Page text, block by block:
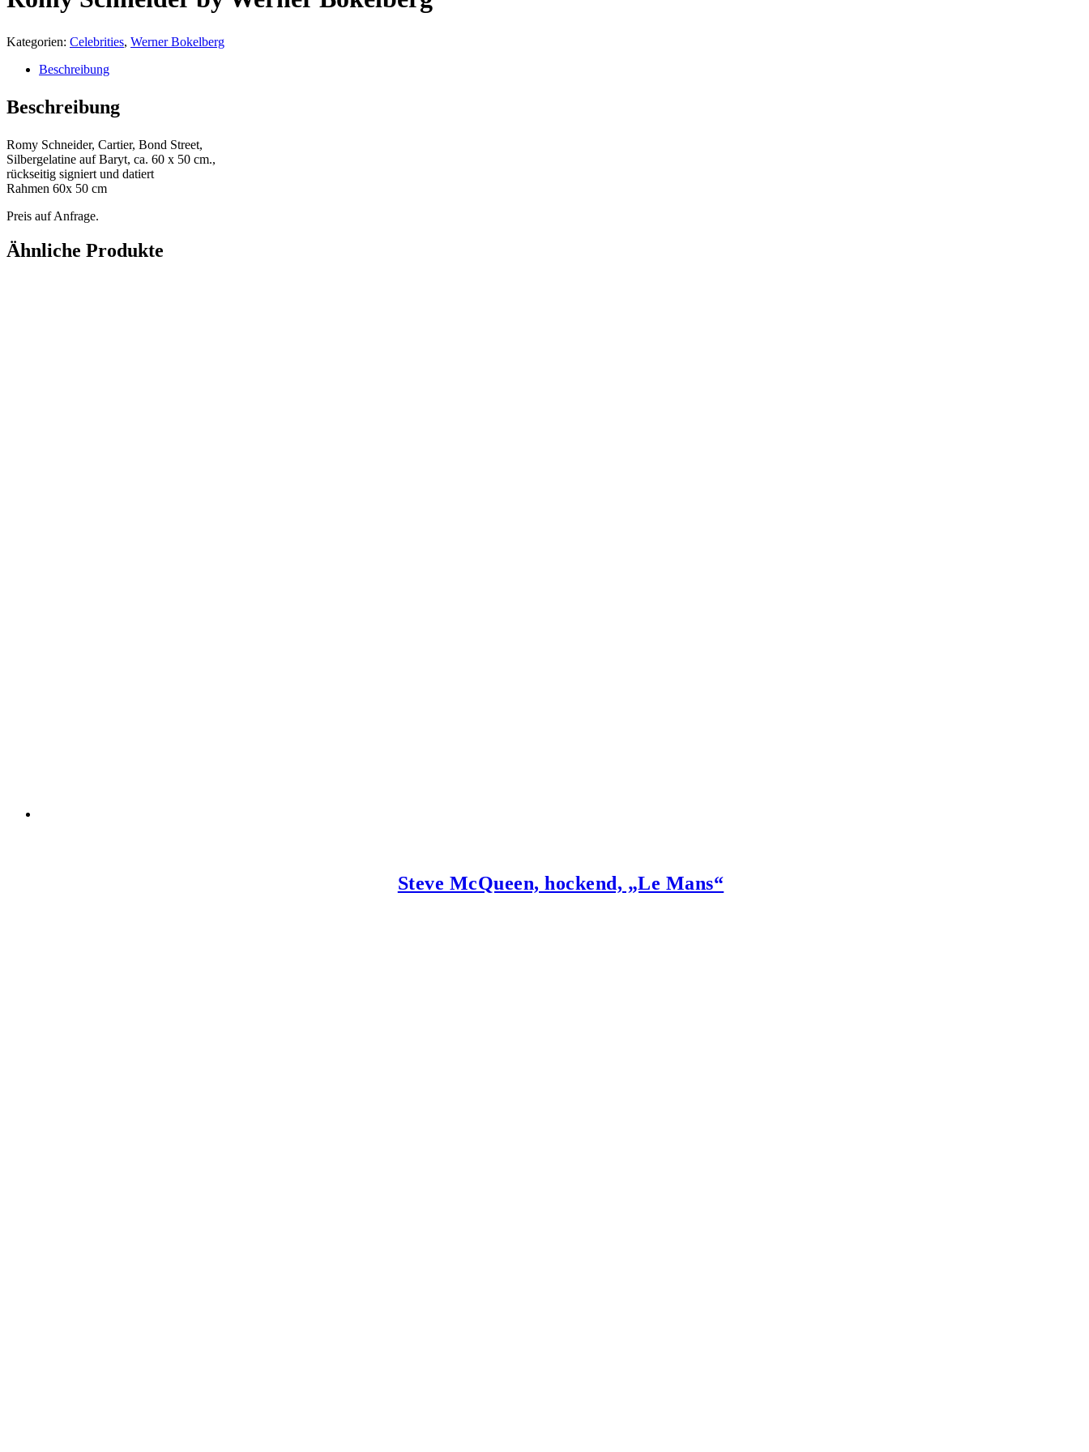
Kategorien: Celebrities, Werner Bokelberg
Beschreibung
Beschreibung
Romy Schneider, Cartier, Bond Street,
Silbergelatine auf Baryt, ca. 60 x 50 cm.,
rückseitig signiert und datiert
Rahmen 60x 50 cm
Preis auf Anfrage.
Ähnliche Produkte
Steve McQueen, hockend, „Le Mans“